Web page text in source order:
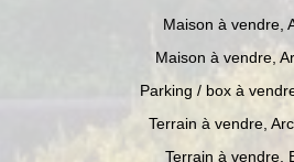
Maison à vendre,
Maison à vendre,
Parking / box à
Terrain à vendre,
Terrain à vendre,